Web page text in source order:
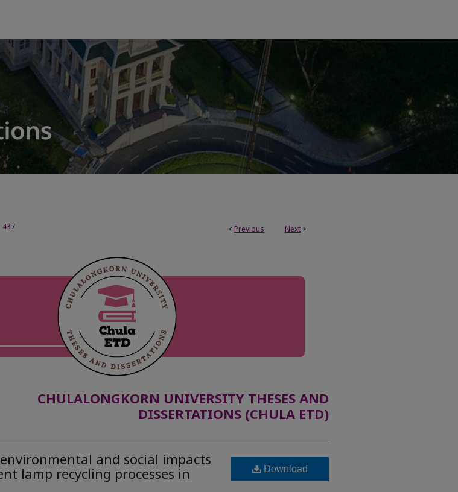
< Previous Next >
437
CHULALONGKORN UNIVERSITY THESES AND
DISSERTATIONS (CHULA ETD)
and social impacts
lamp recycling processes in Download